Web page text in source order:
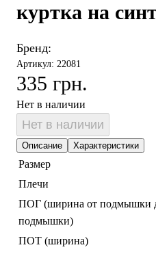
куртка на
Бренд:
Артикул: 22081
335 грн.
Нет в наличии
Нет в наличии
Описание Характеристики
Размер
Плечи
ПОГ (ширина от подмышки
подмышки)
ПОТ (ширина)